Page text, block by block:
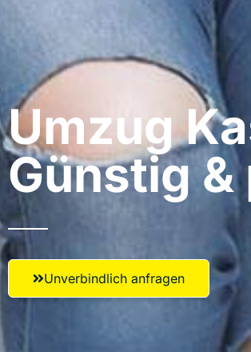
Umzug
Günstig
Unverbindlich anfragen